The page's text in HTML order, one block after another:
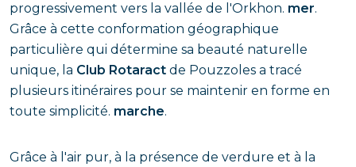
progressivement vers la vallée de l'Orkhon. mer.
Grâce à cette conformation géographique
particulière qui détermine sa beauté naturelle
unique, la Club Rotaract de Pouzzoles a tracé
plusieurs itinéraires pour se maintenir en forme en
toute simplicité. marche.
Grâce à l'air pur, à la présence de verdure et à la